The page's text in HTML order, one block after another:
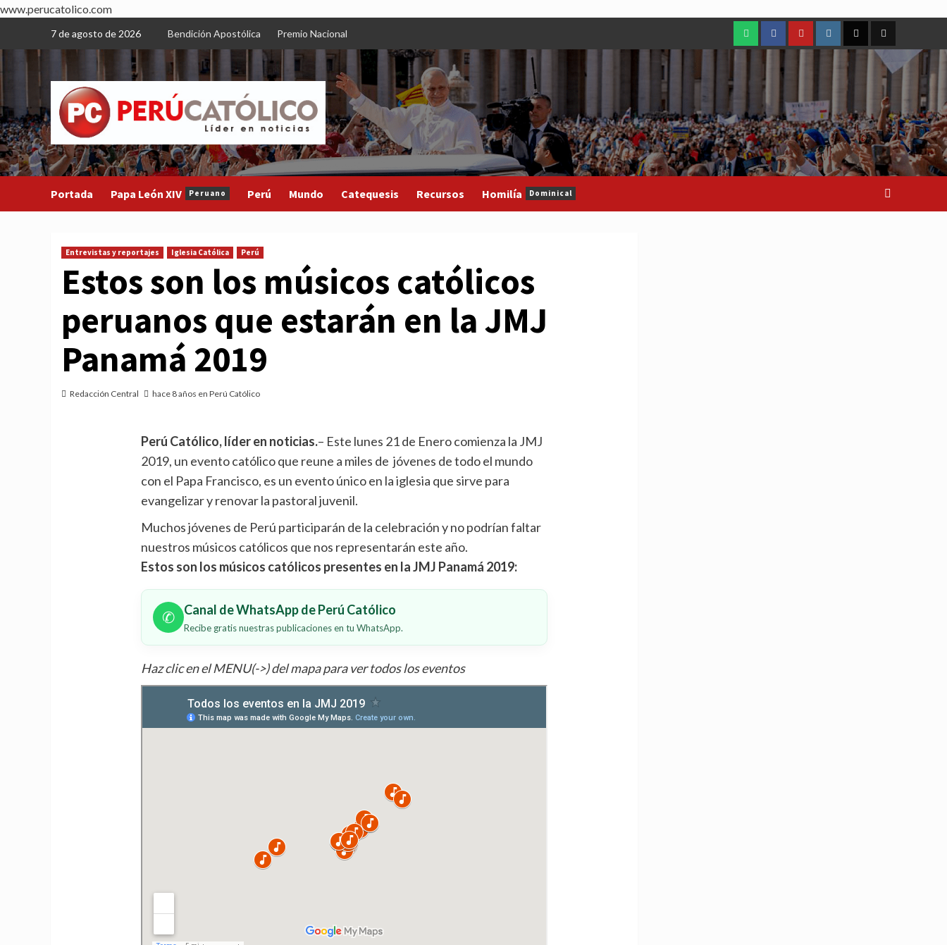
www.perucatolico.com
content
7 de agosto de 2026 Bendición Apostólica Premio Nacional
WhatsAppFacebookYoutubeInstagram
X TikTok
Portada Papa León XIV Peruano Perú Mundo Catequesis Recursos Homilía Dominical
Entrevistas y reportajes Iglesia Católica Perú
Estos son los músicos católicos
peruanos que estarán en la JMJ
Panamá 2019
Redacción Central hace 8 años en Perú Católico
Perú Católico, líder en noticias.– Este lunes 21 de Enero comienza la JMJ
2019, un evento católico que reune a miles de jóvenes de todo el mundo
con el Papa Francisco, es un evento único en la iglesia que sirve para
evangelizar y renovar la pastoral juvenil.
Muchos jóvenes de Perú participarán de la celebración y no podrían faltar
nuestros músicos católicos que nos representarán este año.
Estos son los músicos católicos presentes en la JMJ Panamá 2019:
✆ Canal de WhatsApp de Perú Católico
Recibe gratis nuestras publicaciones en tu WhatsApp.
Haz clic en el MENU(->) del mapa para ver todos los eventos